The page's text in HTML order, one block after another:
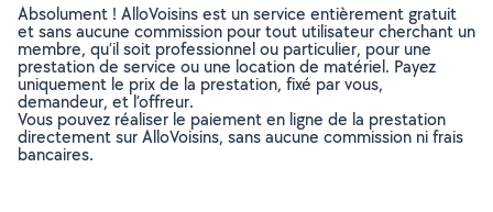
Absolument ! AlloVoisins est un service entièrement gratuit
et sans aucune commission pour tout utilisateur cherchant un
membre, qu’il soit professionnel ou particulier, pour une
prestation de service ou une location de matériel. Payez
uniquement le prix de la prestation, fixé par vous,
demandeur, et l’offreur.
Vous pouvez réaliser le paiement en ligne de la prestation
directement sur AlloVoisins, sans aucune commission ni frais
bancaires.